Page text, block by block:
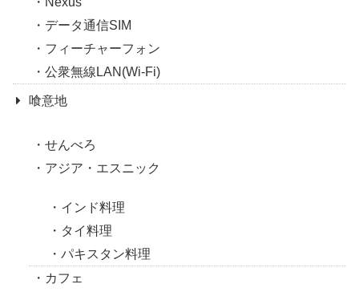
データ通信SIM
フィーチャーフォン
公衆無線LAN(Wi-Fi)
喰意地
せんべろ
アジア・エスニック
インド料理
タイ料理
パキスタン料理
カフェ